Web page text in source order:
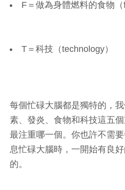
F＝做為身體燃料的食物（
T＝科技（technology）
每個忙碌大腦都是獨特的，
素、發炎、食物和科技這五
最注重哪一個。你也許不需
息忙碌大腦時，一開始有良
的。